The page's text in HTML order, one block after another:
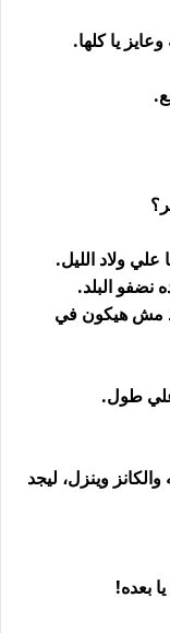
يا كلها.
ولاد الليل.
نضفو البلد.
مش هيكون في
طول.
وينزل، ليجد
بعده!